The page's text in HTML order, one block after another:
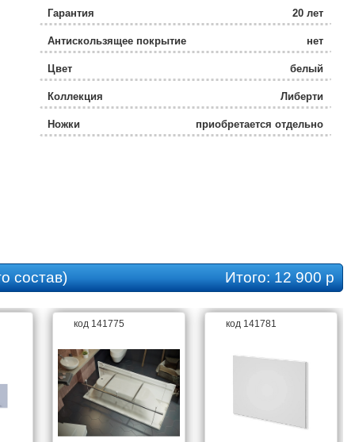
Гарантия 20 лет
Антискользящее покрытие нет
Цвет белый
Коллекция Либерти
Ножки приобретается отдельно
состав) Итого:12 900 р
код 141775 код 141781